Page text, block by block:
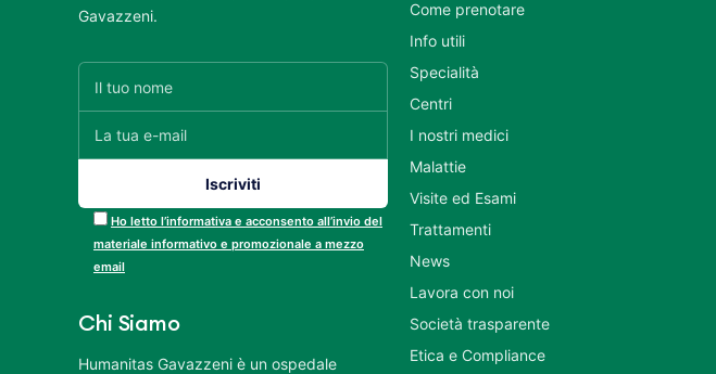
Gavazzeni.
Ho letto l’informativa e acconsento all’invio del
materiale informativo e promozionale a mezzo
email
Chi Siamo
Humanitas Gavazzeni è un ospedale
Come prenotare
Info utili
Specialità
Centri
I nostri medici
Malattie
Visite ed Esami
Trattamenti
News
Lavora con noi
Società trasparente
Etica e Compliance